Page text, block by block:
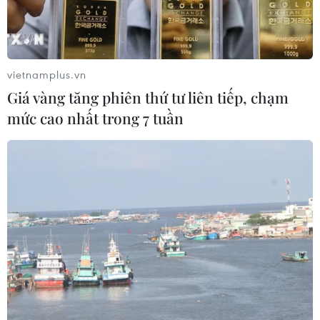
Cháy rừng ở Pháp. (Nguồn: twitter)
Cháy rừng tiếp tục hoành hành ở miền Nam
nước Pháp trong bối cảnh nắng nóng gay gắt
tiếp diễn.
vietnamplus.vn
Giá vàng tăng phiên thứ tư liên tiếp, chạm
mức cao nhất trong 7 tuần